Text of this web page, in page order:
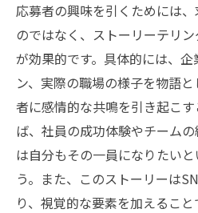
応募者の興味を引くためには
のではなく、ストーリーテリ
が効果的です。具体的には、
ン、実際の職場の様子を物語
者に感情的な共鳴を引き起こ
ば、社員の成功体験やチーム
は自分もその一員になりたい
う。また、このストーリーは
り、視覚的な要素を加えるこ